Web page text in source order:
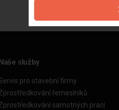
služby
pro stavební firmy
řemeslníků
samotných prací